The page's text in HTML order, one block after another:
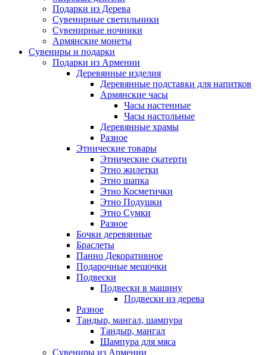
Подарки из Дерева
Сувенирные светильники
Сувенирные ночники
Армянские монеты
Сувениры и подарки
Подарки из Армении
Деревянные изделия
Деревянные подставки для напитков
Армянские часы
Часы настенные
Часы настольные
Деревянные храмы
Разное
Этнические товары
Этнические скатерти
Этно жилетки
Этно шапка
Этно Косметички
Этно Подушки
Этно Сумки
Разное
Бочки деревянные
Браслеты
Панно Декоративное
Подарочные мешочки
Подвески
Подвески в машину
Подвески из дерева
Разное
Тандыр, мангал, шампура
Тандыр, мангал
Шампура для мяса
Сувениры из Армении